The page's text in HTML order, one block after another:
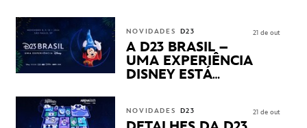
APRESENTAÇÕES E
PRODUTOS EXCLUSIVOS
NO TRANSAMÉRICA EXPO
CENTER EM SÃO PAULO
NOVIDADES D23
A D23 BRASIL –
UMA EXPERIÊNCIA
DISNEY ESTÁ
21 de out
NOVIDADES D23 21 de out